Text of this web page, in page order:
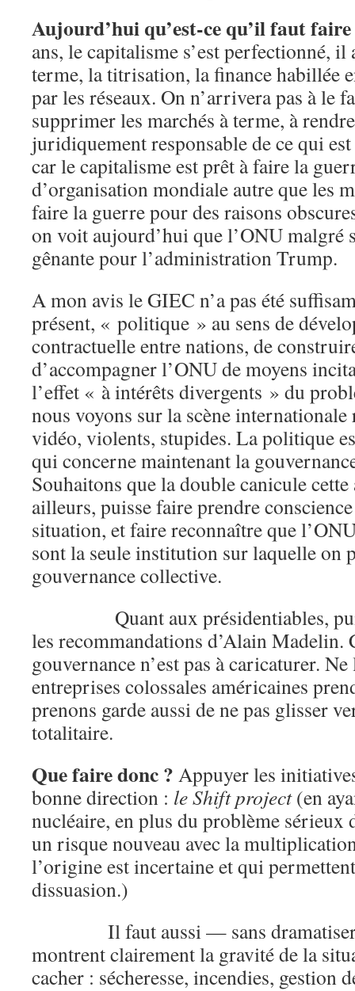
Aujourd’hui qu’est-ce qu’il faut
ans, le capitalisme s’est perfectionné, il
terme, la titrisation, la finance habillée
par les réseaux. On n’arrivera pas à le
supprimer les marchés à terme, à
juridiquement responsable de ce qui
car le capitalisme est prêt à faire la
d’organisation mondiale autre que les
faire la guerre pour des raisons
on voit aujourd’hui que l’ONU malgré
gênante pour l’administration Trump.
A mon avis le GIEC n’a pas été
présent, « politique » au sens de
contractuelle entre nations, de
d’accompagner l’ONU de moyens
l’effet « à intérêts divergents » du
nous voyons sur la scène internationale
vidéo, violents, stupides. La politique
qui concerne maintenant la
Souhaitons que la double canicule cette
ailleurs, puisse faire prendre
situation, et faire reconnaître que
sont la seule institution sur laquelle on
gouvernance collective.
Quant aux présidentiables,
les recommandations d’Alain Madelin.
gouvernance n’est pas à caricaturer.
entreprises colossales américaines
prenons garde aussi de ne pas glisser
totalitaire.
Que faire donc ? Appuyer les
bonne direction : le Shift project(en
nucléaire, en plus du problème sérieux
un risque nouveau avec la
l’origine est incertaine et qui
dissuasion.)
Il faut aussi — sans dramatiser
montrent clairement la gravité de la
cacher : sécheresse, incendies, gestion